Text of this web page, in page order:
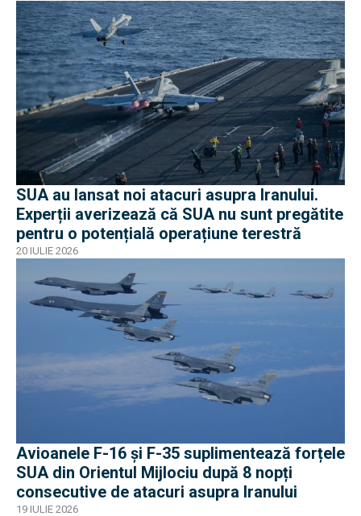
SUA au lansat noi atacuri asupra Iranului.
Experții averizează că SUA nu sunt pregătite
pentru o potențială operațiune terestră
20 IULIE 2026
Avioanele F-16 și F-35 suplimentează forțele
SUA din Orientul Mijlociu după 8 nopți
consecutive de atacuri asupra Iranului
19 IULIE 2026